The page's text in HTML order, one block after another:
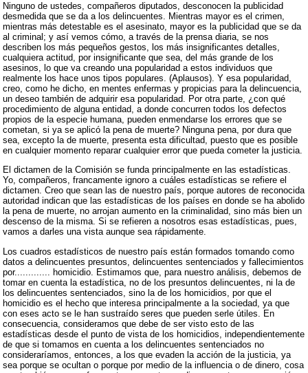
Ninguno de ustedes, compañeros diputados, desconocen la publicidad
desmedida que se da a los delincuentes. Mientras mayor es el crimen,
mientras más detestable es el asesinato, mayor es la publicidad que se da
al criminal; y así vemos cómo, a través de la prensa diaria, se nos
describen los más pequeños gestos, los más insignificantes detalles,
cualquiera actitud, por insignificante que sea, del más grande de los
asesinos, lo que va creando una popularidad a estos individuos que
realmente los hace unos tipos populares. (Aplausos). Y esa popularidad,
creo, como he dicho, en mentes enfermas y propicias para la delincuencia,
un deseo también de adquirir esa popularidad. Por otra parte, ¿con qué
procedimiento de alguna entidad, a donde concurren todos los defectos
propios de la especie humana, pueden enmendarse los errores que se
cometan, si ya se aplicó la pena de muerte? Ninguna pena, por dura que
sea, excepto la de muerte, presenta esta dificultad, puesto que es posible
en cualquier momento reparar cualquier error que pueda cometer la justicia.
El dictamen de la Comisión se funda principalmente en las estadísticas.
Yo, compañeros, francamente ignoro a cuáles estadísticas se refiere el
dictamen. Creo que sean las de nuestro país, porque autores de reconocida
autoridad indican que las estadísticas de los países en donde se ha abolido
la pena de muerte, no arrojan aumento en la criminalidad, sino más bien un
descenso de la misma. Si se refieren a nosotros esas estadísticas, pues,
vamos a darles una vista aunque sea rápidamente.
Los cuadros estadísticos de nuestro país están formados tomando como
datos a delincuentes presuntos, delincuentes sentenciados y fallecimientos
por............. homicidio. Estimamos que, para nuestro análisis, debemos de
tomar en cuenta la estadística, no de los presuntos delincuentes, ni la de
los delincuentes sentenciados, sino la de los homicidios, por que el
homicidio es el hecho que interesa principalmente a la sociedad, ya que
con eses acto se le han sustraído seres que pueden serle útiles. En
consecuencia, consideramos que debe de ser visto esto de las
estadísticas desde el punto de vista de los homicidios, independientemente
de que si tomamos en cuenta a los delincuentes sentenciados no
consideraríamos, entonces, a los que evaden la acción de la justicia, ya
sea porque se ocultan o porque por medio de la influencia o de dinero, cosa